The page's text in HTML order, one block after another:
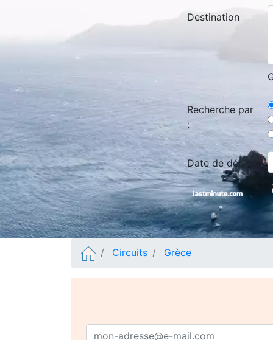
Destination
Recherche par
:
Date de départ
Circuits Grèce